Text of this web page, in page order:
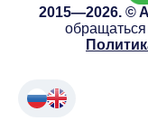
2015—2026. ©
обращаться